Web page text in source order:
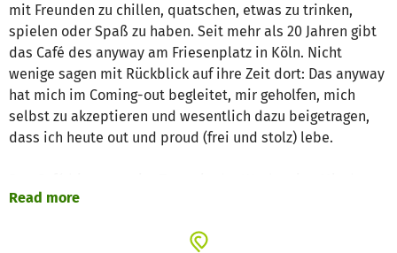
mit Freunden zu chillen, quatschen, etwas zu trinken,
spielen oder Spaß zu haben. Seit mehr als 20 Jahren gibt
das Café des anyway am Friesenplatz in Köln. Nicht
wenige sagen mit Rückblick auf ihre Zeit dort: Das anyway
hat mich im Coming-out begleitet, mir geholfen, mich
selbst zu akzeptieren und wesentlich dazu beigetragen,
dass ich heute out und proud (frei und stolz) lebe.
aus Lounge und Bar, gespickt mit einzelnen Aktionen: von
Disco etc... Außerdem laden geschlechtsspezifische
Read more